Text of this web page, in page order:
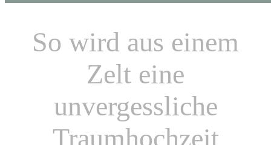
So wird aus einem
Zelt eine
unvergessliche
Traumhochzeit